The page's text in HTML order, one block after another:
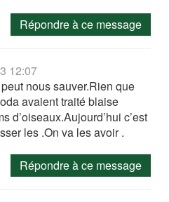
Répondre à ce message
12:07
nous sauver.Rien que
avaient traité blaise
d’oiseaux.Aujourd’hui c’est
les .On va les avoir .
Répondre à ce message